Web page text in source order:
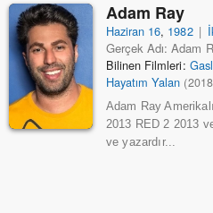
Adam Ray
Haziran 16, 1982 |
Gerçek Adı: Adam
Bilinen Filmleri:
Hayatım Yalan
Adam Ray
2013 RED 2 2013
ve yazardır...